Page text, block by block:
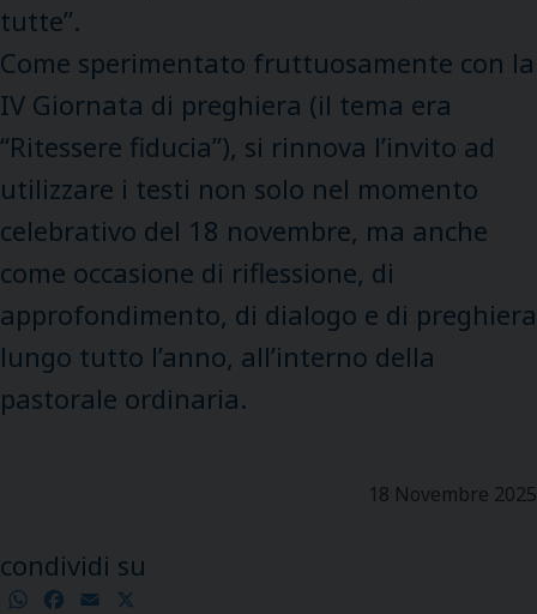
tutte”.
Come sperimentato fruttuosamente con la
IV Giornata di preghiera (il tema era
“Ritessere fiducia”), si rinnova l’invito ad
utilizzare i testi non solo nel momento
celebrativo del 18 novembre, ma anche
come occasione di riflessione, di
approfondimento, di dialogo e di preghiera
lungo tutto l’anno, all’interno della
pastorale ordinaria.
18 Novembre 2025
condividi su
WhatsApp
Facebook
Email